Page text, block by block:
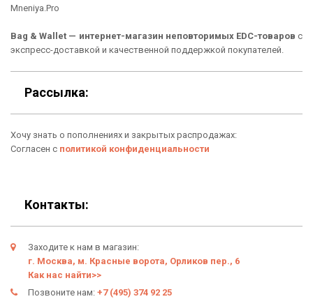
Подарочные сертификаты
О нас
Отзывы о Bag & Wallet
Гарантия
Условия возврата
Оферта
Политика конфиденциальности
Сумки
Новинки
Подарки
Mneniya.Pro
Bag & Wallet — интернет-магазин неповторимых EDC-товаров с
экспресс-доставкой и качественной поддержкой покупателей.
Рассылка:
Хочу знать о пополнениях и закрытых распродажах:
Согласен с политикой конфиденциальности
Контакты:
Заходите к нам в магазин:
г. Москва, м. Красные ворота, Орликов пер., 6
Как нас найти>>
Позвоните нам: +7 (495) 374 92 25